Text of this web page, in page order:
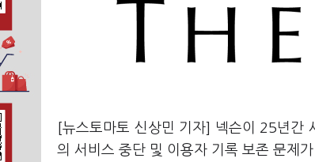
[뉴스토마토 신상민 기자] 넥슨이 25년간
의 서비스 중단 및 이용자 기록 보존 문제